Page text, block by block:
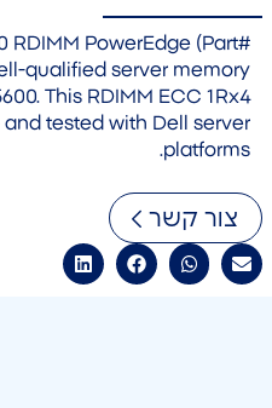
RDIMM PowerEdge (Part#
qualified server memory
This RDIMM ECC 1Rx4
tested with Dell server
platforms.
צור קשר